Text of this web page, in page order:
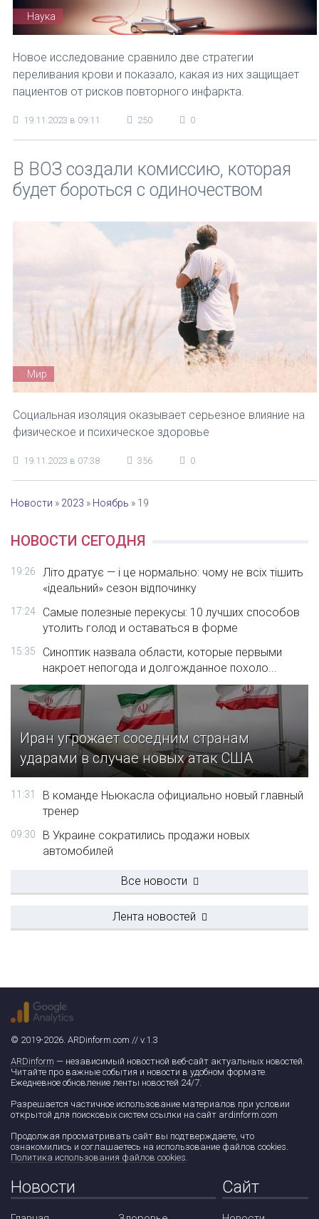
Наука
Новое исследование сравнило две стратегии
переливания крови и показало, какая из них защищает
пациентов от рисков повторного инфаркта.
19.11.2023 в 09:11 250 0
В ВОЗ создали комиссию, которая
будет бороться с одиночеством
Мир
Социальная изоляция оказывает серьезное влияние на
физическое и психическое здоровье
19.11.2023 в 07:38 356 0
Новости » 2023 » Ноябрь » 19
НОВОСТИ СЕГОДНЯ
19:26
Літо дратує — і це нормально: чому не всіх тішить
«ідеальний» сезон відпочинку
17:24
Самые полезные перекусы: 10 лучших способов
утолить голод и оставаться в форме
15:35
Синоптик назвала области, которые первыми
накроет непогода и долгожданное похоло...
Иран угрожает соседним странам
ударами в случае новых атак США
11:31
В команде Ньюкасла официально новый главный
тренер
09:30
В Украине сократились продажи новых
автомобилей
Все новости
Лента новостей
© 2019-2026. ARDinform.com // v.1.3
ARDinform — независимый новостной веб-сайт актуальных новостей.
Читайте про важные события и новости в удобном формате.
Ежедневное обновление ленты новостей 24/7.
Разрешается частичное использование материалов при условии
открытой для поисковых систем ссылки на сайт ardinform.com
Продолжая просматривать сайт вы подтверждаете, что
ознакомились и соглашаетесь на использование файлов cookies.
Политика использования файлов cookies.
Новости Сайт